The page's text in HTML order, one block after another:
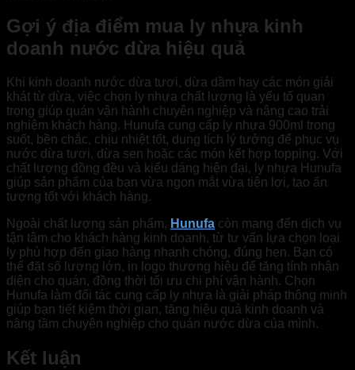
Gợi ý địa điểm mua ly nhựa kinh
doanh nước dừa hiệu quả
Khi kinh doanh nước dừa tươi, dừa dầm hay các món giải
khát từ dừa, việc chọn ly nhựa chất lượng là yếu tố quan
trọng giúp quán vận hành chuyên nghiệp và nâng cao trải
nghiệm khách hàng. Hunufa cung cấp ly nhựa 900ml trong
suốt, bền chắc, chịu nhiệt tốt, dung tích lý tưởng để phục vụ
nước dừa tươi, dừa sen hoặc các món kết hợp topping. Với
chất lượng đồng đều và kiểu dáng hiện đại, ly nhựa Hunufa
giúp sản phẩm của bạn vừa ngon mắt vừa tiện lợi, tạo ấn
tượng tốt với khách hàng.
Ngoài chất lượng sản phẩm, Hunufa còn mang đến dịch vụ
tận tâm cho khách hàng kinh doanh, từ tư vấn lựa chọn loại
ly phù hợp đến giao hàng nhanh chóng, đúng hẹn. Bạn có
thể đặt số lượng lớn, in logo thương hiệu để tăng tính nhận
diện cho quán, đồng thời tối ưu chi phí vận hành. Chọn
Hunufa làm đối tác cung cấp ly nhựa là giải pháp thông minh
giúp bạn tiết kiệm thời gian, tăng hiệu quả kinh doanh và
nâng tầm chuyên nghiệp cho quán nước dừa của mình.
Kết luận